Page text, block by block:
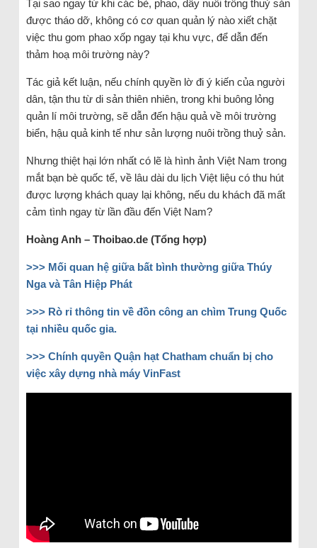
Tại sao ngay từ khi các bè, phao, dây nuôi trồng thuỷ sản
được tháo dỡ, không có cơ quan quản lý nào xiết chặt
việc thu gom phao xốp ngay tại khu vực, để dẫn đến
thảm hoạ môi trường này?
Tác giả kết luận, nếu chính quyền lờ đi ý kiến của người
dân, tận thu từ di sản thiên nhiên, trong khi buông lỏng
quản lí môi trường, sẽ dẫn đến hậu quả về môi trường
biển, hậu quả kinh tế như sản lượng nuôi trồng thuỷ sản.
Nhưng thiệt hại lớn nhất có lẽ là hình ảnh Việt Nam trong
mắt bạn bè quốc tế, về lâu dài du lịch Việt liệu có thu hút
được lượng khách quay lại không, nếu du khách đã mất
cảm tình ngay từ lần đầu đến Việt Nam?
Hoàng Anh – Thoibao.de (Tổng hợp)
>>> Mối quan hệ giữa bất bình thường giữa Thúy
Nga và Tân Hiệp Phát
>>> Rò rỉ thông tin về đồn công an chìm Trung Quốc
tại nhiều quốc gia.
>>> Chính quyền Quận hạt Chatham chuẩn bị cho
việc xây dựng nhà máy VinFast